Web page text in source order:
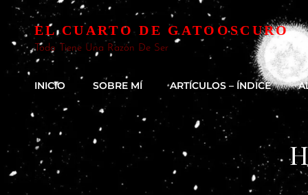
EL CUARTO DE GATOOSCURO
Todo Tiene Una Razón De Ser
INICIO SOBRE MÍ ARTÍCULOS – ÍNDICE